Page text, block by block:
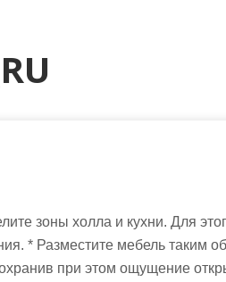
зоны холла и кухни. Для
* Разместите мебель таким
при этом ощущение